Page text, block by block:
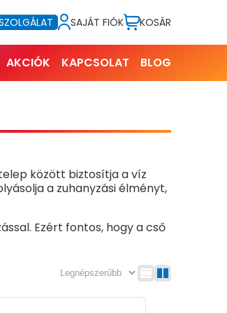
SAJÁT FIÓK KOSÁR
AKCIÓK KAPCSOLAT
BLOG
között biztosítja a víz
a zuhanyzási élményt,
Ezért fontos, hogy a cső
kényelmesen lehessen
centiméteres hosszúságúak
vágyunk a fürdőszobai